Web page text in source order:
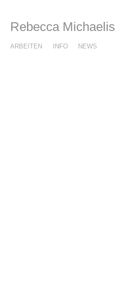
Rebecca Michaelis
ARBEITEN INFO NEWS